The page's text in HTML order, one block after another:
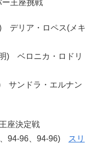
王座挑戦
デリア・ロペス(メキ
) ベロニカ・ロドリ
ンドラ・エルナン
座決定戦
94-96、94-96)
スリ